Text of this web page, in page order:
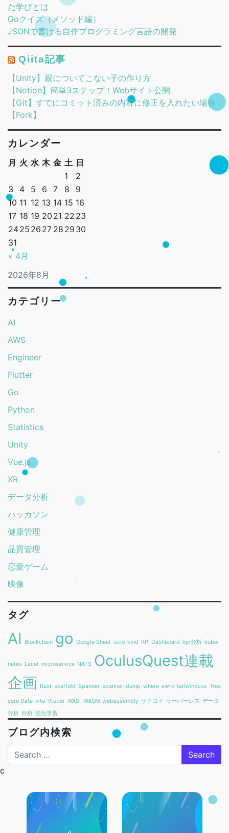
た学びとは
Goクイズ（メソッド編）
JSONで書ける自作プログラミング言語の開発
Qiita記事
【Unity】親についてこない子の作り方
【Notion】簡単3ステップ！Webサイト公開
【Git】すでにコミット済みの内容に修正を入れたい場合
【Fork】
カレンダー
2026年8月
月 火 水 木 金 土 日
« 4月
1
2
3
4 5 6 7 8
9
10 11 12 13 14 15 16
17 18 19 20 21 22 23
2425 26 27 28 29 30
31
カテゴリー
AI
AWS
Engineer
Flutter
Go
Python
Statistics
Unity
Vue.js
XR
データ分析
ハッカソン
健康管理
品質管理
恋愛ゲーム
映像
タグ
AI Blockchain go Google Sheet istio kind KPI Dashboard kpi分析 kuber
netes Lucet microservice NATS OculusQuest連載
企画 Rust skaffold Spanner spanner-dump-where swrv tailwindcss Trea
sure Data vite Vtuber WASI WASM webassembly サクコイ サーバーレス データ
分析 分析 強化学習
ブログ内検索
Search
c